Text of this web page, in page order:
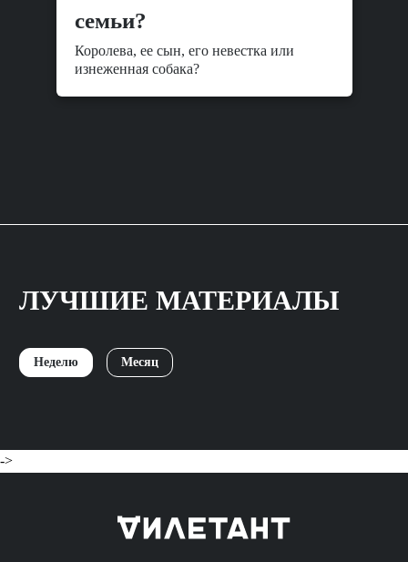
семьи?
Королева, ее сын, его невестка или
изнеженная собака?
ЛУЧШИЕ МАТЕРИАЛЫ
Неделю Месяц
->